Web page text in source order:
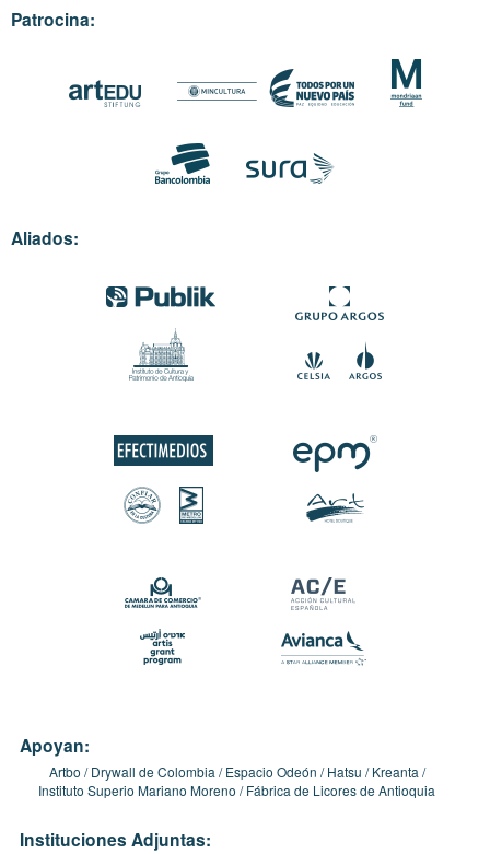
Patrocina:
Aliados:
Apoyan:
Artbo Drywall de Colombia Espacio Odeón Hatsu
Kreanta
Instituto Superio Mariano Moreno
Fábrica de Licores de Antioquia
Instituciones Adjuntas: